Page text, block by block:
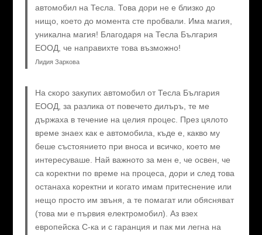
автомобил на Тесла. Това дори не е близко до
нищо, което до момента сте пробвали. Има магия,
уникална магия! Благодаря на Тесла България
ЕООД, че направихте това възможно!
Лидия Заркова
На скоро закупих автомобил от Тесла България
ЕООД, за разлика от повечето дилъръ, те ме
държаха в течение на целия процес. През цялото
време знаех как е автомобила, къде е, какво му
беше състоянието при вноса и всичко, което ме
интересуваше. Най важното за мен е, че освен, че
са коректни по време на процеса, дори и след това
останаха коректни и когато имам притеснение или
нещо просто им звъня, а те помагат или обясняват
(това ми е първия електромобил). Аз взех
европейска C-ка и с гаранция и пак ми легна на